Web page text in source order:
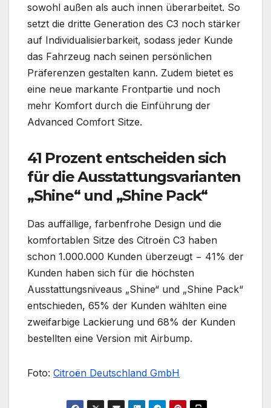
sowohl außen als auch innen überarbeitet. So
setzt die dritte Generation des C3 noch stärker
auf Individualisierbarkeit, sodass jeder Kunde
das Fahrzeug nach seinen persönlichen
Präferenzen gestalten kann. Zudem bietet es
eine neue markante Frontpartie und noch
mehr Komfort durch die Einführung der
Advanced Comfort Sitze.
41 Prozent entscheiden sich
für die Ausstattungsvarianten
„Shine“ und „Shine Pack“
Das auffällige, farbenfrohe Design und die
komfortablen Sitze des Citroën C3 haben
schon 1.000.000 Kunden überzeugt − 41% der
Kunden haben sich für die höchsten
Ausstattungsniveaus „Shine“ und „Shine Pack“
entschieden, 65% der Kunden wählten eine
zweifarbige Lackierung und 68% der Kunden
bestellten eine Version mit Airbump.
Foto: Citroën Deutschland GmbH